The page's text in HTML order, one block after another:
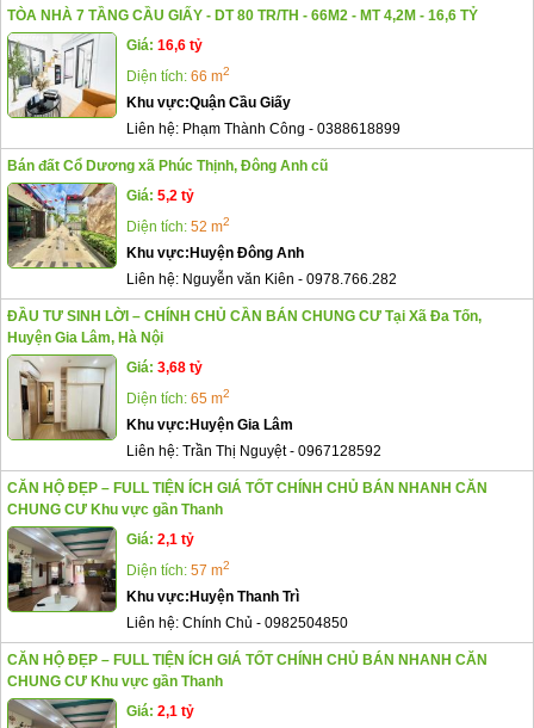
TÒA NHÀ 7 TẦNG CẦU GIẤY - DT 80 TR/TH - 66M2 - MT 4,2M - 16,6 TỶ
Giá: 16,6 tỷ
Diện tích: 66 m2
Khu vực:Quận Cầu Giấy
Liên hệ: Phạm Thành Công - 0388618899
Bán đất Cổ Dương xã Phúc Thịnh, Đông Anh cũ
Giá: 5,2 tỷ
Diện tích: 52 m2
Khu vực:Huyện Đông Anh
Liên hệ: Nguyễn văn Kiên - 0978.766.282
ĐẦU TƯ SINH LỜI – CHÍNH CHỦ CẦN BÁN CHUNG CƯ Tại Xã Đa Tốn,
Huyện Gia Lâm, Hà Nội
Giá: 3,68 tỷ
Diện tích: 65 m2
Khu vực:Huyện Gia Lâm
Liên hệ: Trần Thị Nguyệt- 0967128592
CĂN HỘ ĐẸP – FULL TIỆN ÍCH GIÁ TỐT CHÍNH CHỦ BÁN NHANH CĂN
CHUNG CƯ Khu vực gần Thanh
Giá: 2,1 tỷ
Diện tích: 57 m2
Khu vực:Huyện Thanh Trì
Liên hệ: Chính Chủ - 0982504850
CĂN HỘ ĐẸP – FULL TIỆN ÍCH GIÁ TỐT CHÍNH CHỦ BÁN NHANH CĂN
CHUNG CƯ Khu vực gần Thanh
Giá: 2,1 tỷ